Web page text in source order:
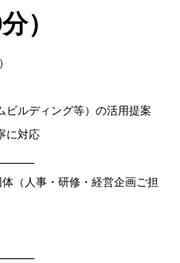
）
ビルディング等）の活用提案
に対応
（人事・研修・経営企画ご担